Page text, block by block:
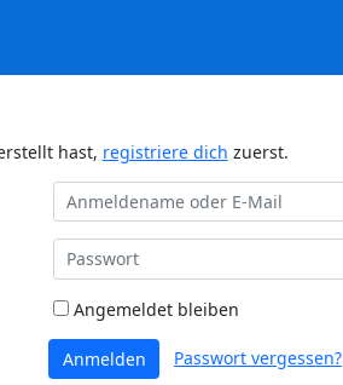
hast, registriere dich zuerst.
Angemeldet bleiben
Anmelden Passwort vergessen?